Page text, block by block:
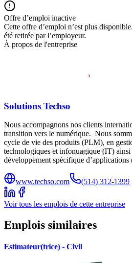
Offre d’emploi inactive
Cette offre d’emploi n’est plus
été retirée par l’employeur.
À propos de l'entreprise
Solutions Techso
Nous accompagnons nos clients
transition vers le numérique. Nous
cycle de vie des produits (PLM), en
technologiques et infonuagique (IT)
développement spécifique
www.techso.com (514) 312-1399
Voir tous les emplois de cette entreprise
Emplois similaires
Estimateur(trice) - Civil